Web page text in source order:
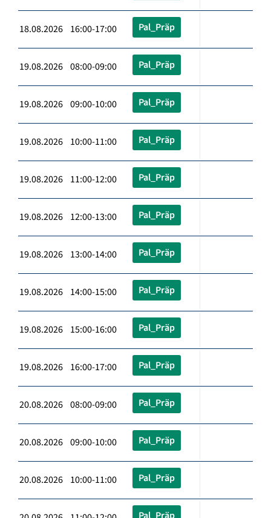
18.08.2026 16:00-17:00 Pal_Präp
19.08.2026 08:00-09:00 Pal_Präp
19.08.2026 09:00-10:00 Pal_Präp
19.08.2026 10:00-11:00 Pal_Präp
19.08.2026 11:00-12:00 Pal_Präp
19.08.2026 12:00-13:00 Pal_Präp
19.08.2026 13:00-14:00 Pal_Präp
19.08.2026 14:00-15:00 Pal_Präp
19.08.2026 15:00-16:00 Pal_Präp
19.08.2026 16:00-17:00 Pal_Präp
20.08.2026 08:00-09:00 Pal_Präp
20.08.2026 09:00-10:00 Pal_Präp
20.08.2026 10:00-11:00 Pal_Präp